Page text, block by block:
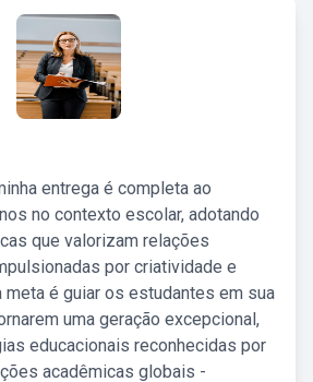
entrega é completa ao
no contexto escolar, adotando
que valorizam relações
por criatividade e
meta é guiar os estudantes em sua
uma geração excepcional,
educacionais reconhecidas por
acadêmicas globais -